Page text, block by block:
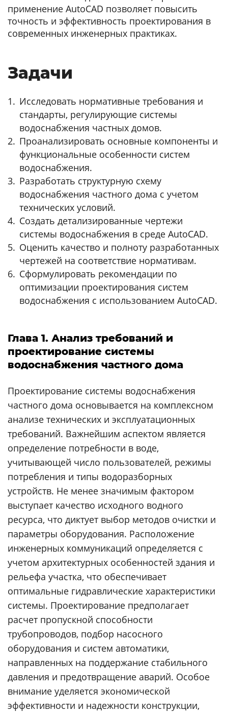
применение AutoCAD позволяет повысить
точность и эффективность проектирования в
современных инженерных практиках.
Задачи
Исследовать нормативные требования и
стандарты, регулирующие системы
водоснабжения частных домов.
Проанализировать основные компоненты и
функциональные особенности систем
водоснабжения.
Разработать структурную схему
водоснабжения частного дома с учетом
технических условий.
Создать детализированные чертежи
системы водоснабжения в среде AutoCAD.
Оценить качество и полноту разработанных
чертежей на соответствие нормативам.
Сформулировать рекомендации по
оптимизации проектирования систем
водоснабжения с использованием AutoCAD.
Глава 1. Анализ требований и
проектирование системы
водоснабжения частного дома
Проектирование системы водоснабжения
частного дома основывается на комплексном
анализе технических и эксплуатационных
требований. Важнейшим аспектом является
определение потребности в воде,
учитывающей число пользователей, режимы
потребления и типы водоразборных
устройств. Не менее значимым фактором
выступает качество исходного водного
ресурса, что диктует выбор методов очистки и
параметры оборудования. Расположение
инженерных коммуникаций определяется с
учетом архитектурных особенностей здания и
рельефа участка, что обеспечивает
оптимальные гидравлические характеристики
системы. Проектирование предполагает
расчет пропускной способности
трубопроводов, подбор насосного
оборудования и систем автоматики,
направленных на поддержание стабильного
давления и предотвращение аварий. Особое
внимание уделяется экономической
эффективности и надежности конструкции,